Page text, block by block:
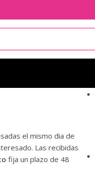
el mismo dia de
Las recibidas
fija un plazo de 48